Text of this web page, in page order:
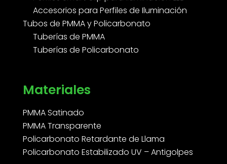
Accesorios para Perfiles de Iluminación
Tubos de PMMA y Policarbonato
Tuberías de PMMA
Tuberías de Policarbonato
Materiales
PMMA Satinado
PMMA Transparente
Policarbonato Retardante de Llama
Policarbonato Estabilizado UV – Antigolpes